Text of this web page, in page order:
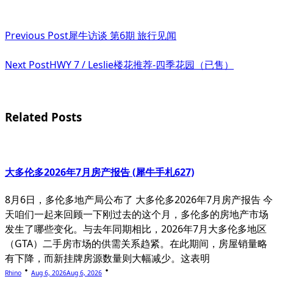
class="nav-
subtitle
reader-
Previous Post犀牛访谈 第6期 旅行见闻
Next PostHWY 7 / Leslie楼花推荐-四季花园（已售）
Related Posts
大多伦多2026年7月房产报告 (犀牛手札627)
8月6日，多伦多地产局公布了 大多伦多2026年7月房产报告 今
天咱们一起来回顾一下刚过去的这个月，多伦多的房地产市场
发生了哪些变化。与去年同期相比，2026年7月大多伦多地区
（GTA）二手房市场的供需关系趋紧。在此期间，房屋销量略
有下降，而新挂牌房源数量则大幅减少。这表明
Rhino Aug 6, 2026Aug 6, 2026